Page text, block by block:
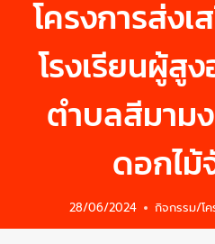
โครงการส่ง
โรงเรียนผู้สู
ตำบลสีมาม
ดอกไ
28/06/2024 กิจกรรม/โค